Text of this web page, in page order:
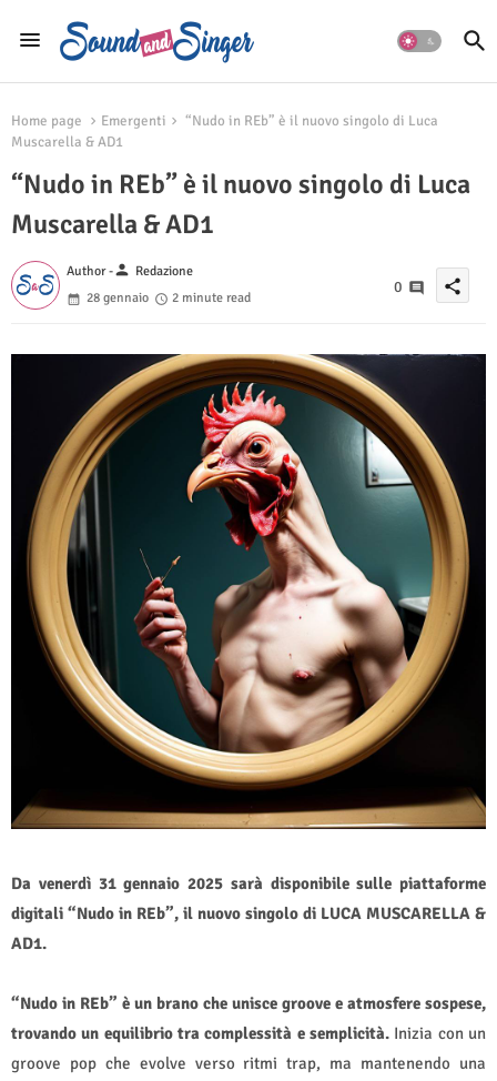
Home page Emergenti
“Nudo in REb” è il nuovo singolo di Luca
Muscarella & AD1
“Nudo in REb” è il nuovo singolo di Luca
Muscarella & AD1
Author -person Redazione
28 gennaio
2 minute read
0 share
Da venerdì 31 gennaio 2025 sarà disponibile sulle piattaforme
digitali “Nudo in REb”, il nuovo singolo di LUCA MUSCARELLA &
AD1.
“Nudo in REb” è un brano che unisce groove e atmosfere sospese,
trovando un equilibrio tra complessità e semplicità. Inizia con un
groove pop che evolve verso ritmi trap, ma mantenendo una